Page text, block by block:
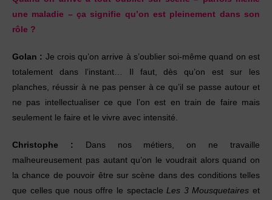
une maladie – ça signifie qu’on est pleinement dans son
rôle ?
Golan : Je crois qu’on arrive à s’oublier soi-mêmequand on est
totalement dans l’instant… Il faut, dèsqu’on est sur les
planches, réussir à ne pas penser àce qu’il se passe autour et
ne pas intellectualiser ceque l’on est en train de faire mais
seulement le faire et le vivre avec intensité.
Christophe : Dans nos métiers, on ne travaille
malheureusement pas autant qu’on le voudrait alorsquand on
la chance de pouvoir être sur scène dansdes conditions telles
que celles que nous offre le spectacleLes 3 Mousquetaireset